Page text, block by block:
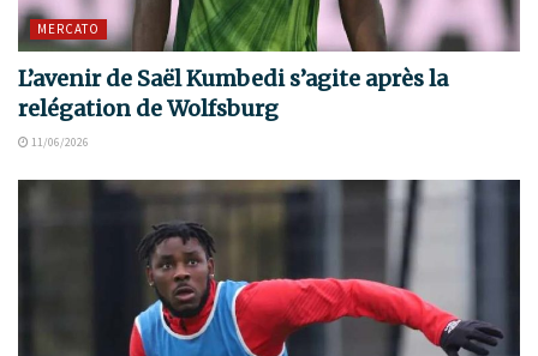
MERCATO
L’avenir de Saël Kumbedi s’agite après la
relégation de Wolfsburg
11/06/2026